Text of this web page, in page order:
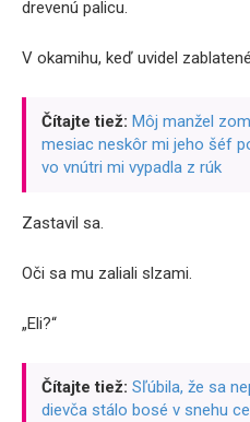
drevenú palicu.
V okamihu, keď uvidel
Čítajte tiež: Môj manžel
mesiac neskôr mi jeho šéf
vo vnútri mi vypadla z rúk
Zastavil sa.
Oči sa mu zaliali slzami.
„Eli?“
Čítajte tiež: Sľúbila, že sa
dievča stálo bosé v snehu